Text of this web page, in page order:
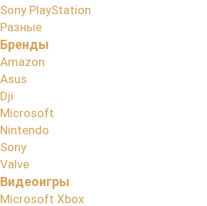
Sony PlayStation
Разные
Бренды
Amazon
Asus
Dji
Microsoft
Nintendo
Sony
Valve
Видеоигры
Microsoft Xbox